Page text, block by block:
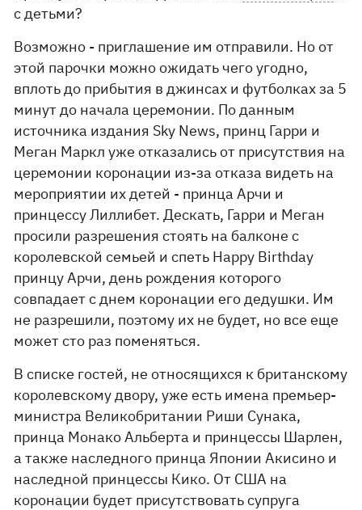
с детьми?
Возможно - приглашение им отправили. Но от
этой парочки можно ожидать чего угодно,
вплоть до прибытия в джинсах и футболках за 5
минут до начала церемонии. По данным
источника издания Sky News, принц Гарри и
Меган Маркл уже отказались от присутствия на
церемонии коронации из-за отказа видеть на
мероприятии их детей - принца Арчи и
принцессу Лиллибет. Дескать, Гарри и Меган
просили разрешения стоять на балконе с
королевской семьей и спеть Happy Birthday
принцу Арчи, день рождения которого
совпадает с днем коронации его дедушки. Им
не разрешили, поэтому их не будет, но все еще
может сто раз поменяться.
В списке гостей, не относящихся к британскому
королевскому двору, уже есть имена премьер-
министра Великобритании Риши Сунака,
принца Монако Альберта и принцессы Шарлен,
а также наследного принца Японии Акисино и
наследной принцессы Кико. От США на
коронации будет присутствовать супруга